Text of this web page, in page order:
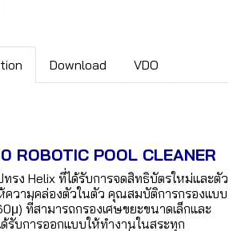
Download VDO
ROBOTIC POOL CLEANER
ง Helix ที่ได้รับการจดสิทธิบัตรใหม่และตัว
ความคล่องตัวในตัว คุณสมบัติการกรองแบบ
ที่สามารถกรองเศษขยะขนาดเล็กและ
รับการออกแบบให้ทำงานในสระทุก